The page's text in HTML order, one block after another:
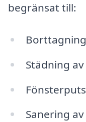
begränsat till:
Städning
Sanering